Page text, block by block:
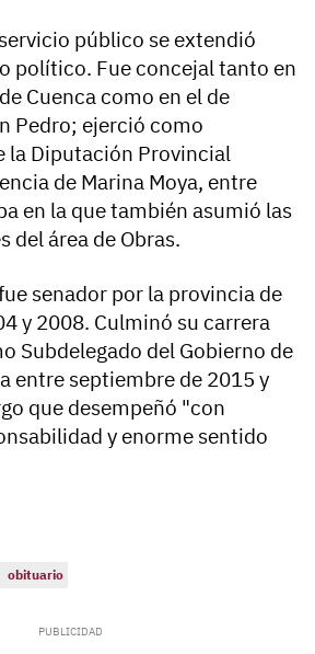
público se extendió
político. Fue concejal tanto en
Cuenca como en el de
Pedro; ejerció como
la Diputación Provincial
de Marina Moya, entre
en la que también asumió las
del área de Obras.
senador por la provincia de
y 2008. Culminó su carrera
Subdelegado del Gobierno de
entre septiembre de 2015 y
que desempeñó "con
y enorme sentido
obituario